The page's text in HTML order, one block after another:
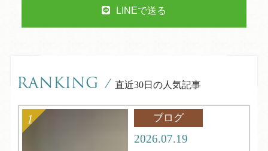
LINEで送る
RANKING / 直近30日の人気記事
ブログ
2026.07.19